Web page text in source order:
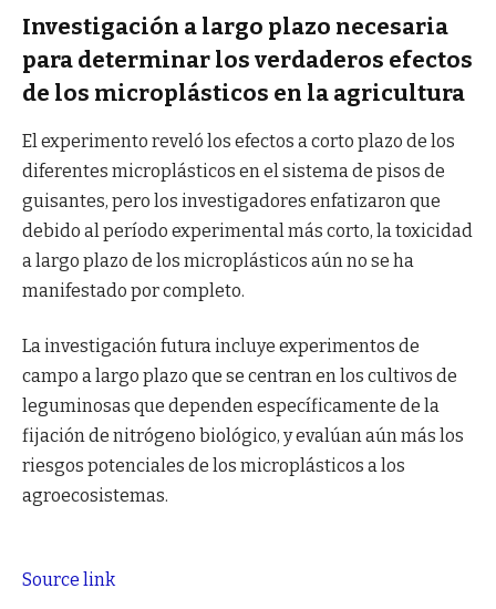
Investigación a largo plazo necesaria
para determinar los verdaderos efectos
de los microplásticos en la agricultura
El experimento reveló los efectos a corto plazo de los
diferentes microplásticos en el sistema de pisos de
guisantes, pero los investigadores enfatizaron que
debido al período experimental más corto, la toxicidad
a largo plazo de los microplásticos aún no se ha
manifestado por completo.
La investigación futura incluye experimentos de
campo a largo plazo que se centran en los cultivos de
leguminosas que dependen específicamente de la
fijación de nitrógeno biológico, y evalúan aún más los
riesgos potenciales de los microplásticos a los
agroecosistemas.
Source link